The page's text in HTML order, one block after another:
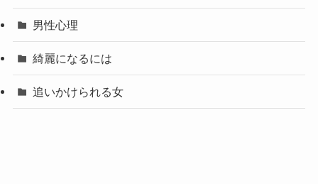
男性心理
綺麗になるには
追いかけられる女